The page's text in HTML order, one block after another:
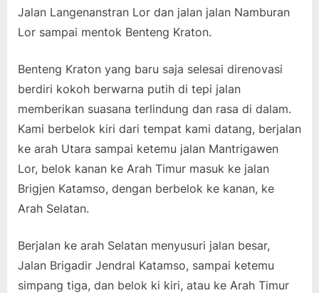
Jalan Langenanstran Lor dan jalan jalan Namburan
Lor sampai mentok Benteng Kraton.
Benteng Kraton yang baru saja selesai direnovasi
berdiri kokoh berwarna putih di tepi jalan
memberikan suasana terlindung dan rasa di dalam.
Kami berbelok kiri dari tempat kami datang, berjalan
ke arah Utara sampai ketemu jalan Mantrigawen
Lor, belok kanan ke Arah Timur masuk ke jalan
Brigjen Katamso, dengan berbelok ke kanan, ke
Arah Selatan.
Berjalan ke arah Selatan menyusuri jalan besar,
Jalan Brigadir Jendral Katamso, sampai ketemu
simpang tiga, dan belok ki kiri, atau ke Arah Timur